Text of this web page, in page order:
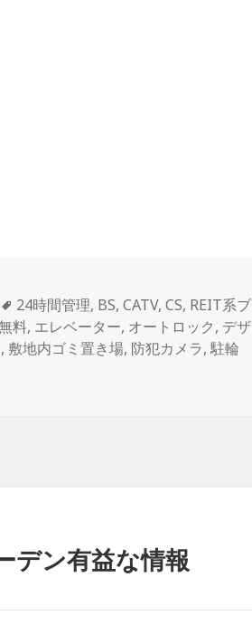
タ
グ
24時間管理, BS,CATV,CS, REIT系ブ
料, エレベーター, オートロック, デザ
, 敷地内ゴミ置き場, 防犯カメラ,駐輪
デン有益な情報